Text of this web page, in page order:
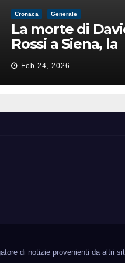
Cronaca Generale
La morte di
Rossi a Siena, la
perizia lancia la
pista di
Feb 24, 2026
di notizie provenienti da altri